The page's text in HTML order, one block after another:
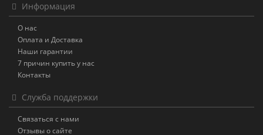
Информация
О нас
Оплата и Доставка
Наши гарантии
7 причин купить у нас
Контакты
Служба поддержки
Связаться с нами
Отзывы о сайте